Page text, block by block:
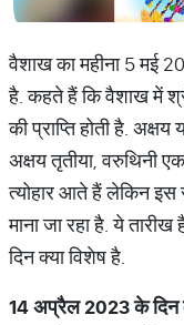
वैशाख का महीना 5 मई
है. कहते हैं कि वैशाख में
की प्राप्ति होती है.
अक्षय तृतीया, वरुथिनी
त्योहार आते हैं लेकिन
माना जा रहा है. ये
दिन क्या विशेष है.
14अप्रैल2023केदिन